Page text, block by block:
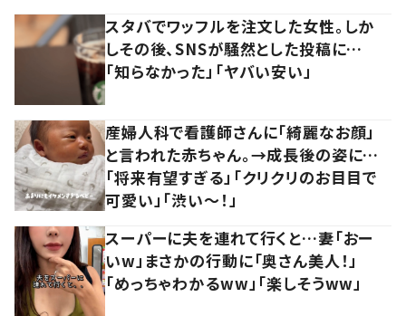
スタバでワッフルを注文した女性。しか
しその後、SNSが騒然とした投稿に…
「知らなかった」「ヤバい安い」
産婦人科で看護師さんに「綺麗なお顔」
と言われた赤ちゃん。→成長後の姿に…
「将来有望すぎる」「クリクリのお目目で
可愛い」「渋い～！」
スーパーに夫を連れて行くと…妻「おー
いw」まさかの行動に「奥さん美人！」
「めっちゃわかるww」「楽しそうww」